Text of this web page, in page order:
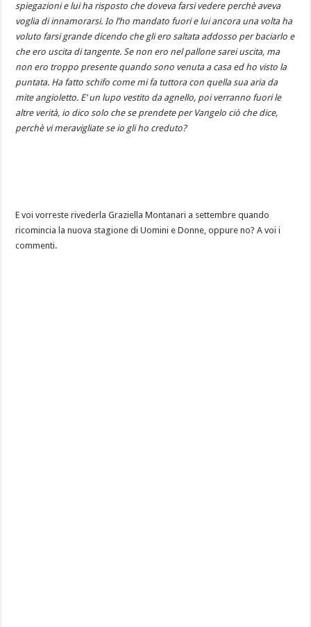
spiegazioni e lui ha risposto che doveva farsi vedere perchè aveva
voglia di innamorarsi. Io l’ho mandato fuori e lui ancora una volta ha
voluto farsi grande dicendo che gli ero saltata addosso per baciarlo e
che ero uscita di tangente. Se non ero nel pallone sarei uscita, ma
non ero troppo presente quando sono venuta a casa ed ho visto la
puntata. Ha fatto schifo come mi fa tuttora con quella sua aria da
mite angioletto. E’ un lupo vestito da agnello, poi verranno fuori le
altre verità, io dico solo che se prendete per Vangelo ciò che dice,
perchè vi meravigliate se io gli ho creduto?
E voi vorreste rivederla Graziella Montanari a settembre quando
ricomincia la nuova stagione di Uomini e Donne, oppure no? A voi i
commenti.